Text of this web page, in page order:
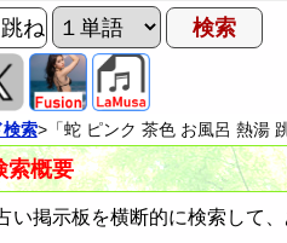
索>「蛇 ピンク 茶色 お風呂 熱湯
索概要
掲示板を横断的に検索して、